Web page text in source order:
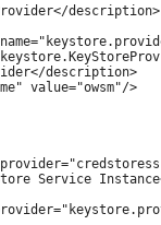
Provider</
description>
value="owsm"/>
Service